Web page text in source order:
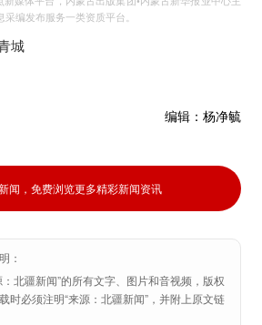
编发布服务一类资质平台。
城
编辑： 杨净毓
闻，免费浏览更多精彩新闻资讯
：
北疆新闻”的所有文字、图片和音视频，版权
时必须注明“来源：北疆新闻”，并附上原文链